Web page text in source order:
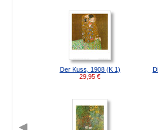
Der Kuss, 1908 (K 1)
29,95 €